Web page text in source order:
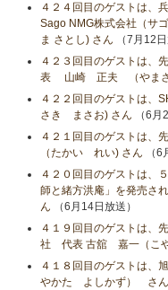
４２４回目のゲストは、
Sago NMG株式会社（
ま さとし) さん （7月12日
４２３回目のゲストは、
表 山崎 正夫 （やま
４２２回目のゲストは
さき まさお) さん （6月
４２１回目のゲストは
（たかい れい) さん （6
４２０回目のゲストは、
師と緒方洪庵」を発売
ん （6月14日放送）
４１９回目のゲストは、
社 代表 古舘 嘉一（こ
４１８回目のゲストは
やかた よしかず） さん